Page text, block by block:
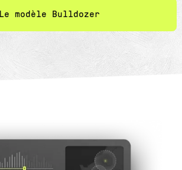
Le modèle Bulldozer